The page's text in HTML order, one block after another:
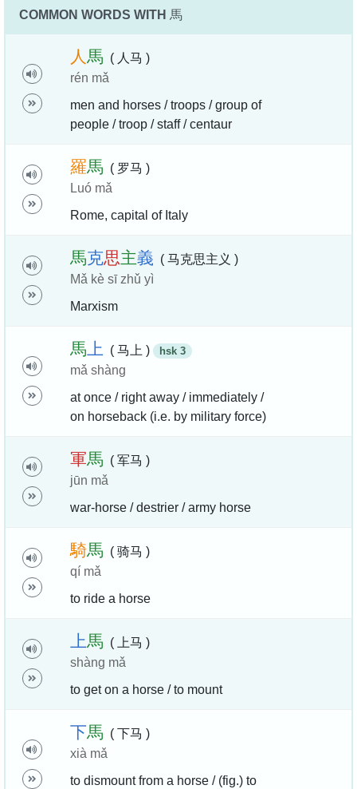
COMMON WORDS WITH 馬
人 馬 ( 人马 )
rén mǎ
men and horses / troops / group of
people / troop / staff / centaur
羅馬 ( 罗马 )
Luó mǎ
Rome, capital of Italy
馬克思主義 ( 马克思主义 )
Mǎ kè sī zhǔ yì
Marxism
馬 上 ( 马上 ) hsk 3
mǎ shàng
at once / right away / immediately /
on horseback (i.e. by military force)
軍馬 ( 军马 )
jūn mǎ
war-horse / destrier / army horse
騎馬 ( 骑马 )
qí mǎ
to ride a horse
上馬 ( 上马 )
shàng mǎ
to get on a horse / to mount
下馬 ( 下马 )
xià mǎ
to dismount from a horse / (fig.) to